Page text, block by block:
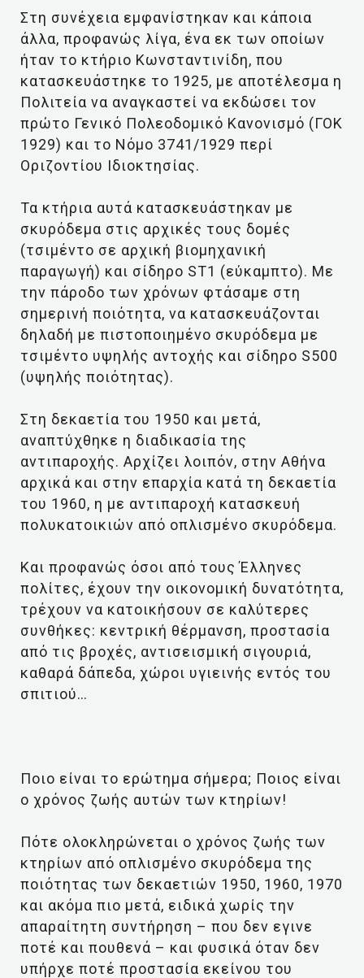
Στη συνέχεια εμφανίστηκαν και κάποια
άλλα, προφανώς λίγα, ένα εκ των οποίων
ήταν το κτήριο Κωνσταντινίδη, που
κατασκευάστηκε το 1925, με αποτέλεσμα η
Πολιτεία να αναγκαστεί να εκδώσει τον
πρώτο Γενικό Πολεοδομικό Κανονισμό (ΓΟΚ
1929) και το Νόμο 3741/1929 περί
Οριζοντίου Ιδιοκτησίας.
Τα κτήρια αυτά κατασκευάστηκαν με
σκυρόδεμα στις αρχικές τους δομές
(τσιμέντο σε αρχική βιομηχανική
παραγωγή) και σίδηρο ST1 (εύκαμπτο). Με
την πάροδο των χρόνων φτάσαμε στη
σημερινή ποιότητα, να κατασκευάζονται
δηλαδή με πιστοποιημένο σκυρόδεμα με
τσιμέντο υψηλής αντοχής και σίδηρο S500
(υψηλής ποιότητας).
Στη δεκαετία του 1950 και μετά,
αναπτύχθηκε η διαδικασία της
αντιπαροχής. Αρχίζει λοιπόν, στην Αθήνα
αρχικά και στην επαρχία κατά τη δεκαετία
του 1960, η με αντιπαροχή κατασκευή
πολυκατοικιών από οπλισμένο σκυρόδεμα.
Και προφανώς όσοι από τους Έλληνες
πολίτες, έχουν την οικονομική δυνατότητα,
τρέχουν να κατοικήσουν σε καλύτερες
συνθήκες: κεντρική θέρμανση, προστασία
από τις βροχές, αντισεισμική σιγουριά,
καθαρά δάπεδα, χώροι υγιεινής εντός του
σπιτιού…
Ποιο είναι το ερώτημα σήμερα; Ποιος είναι
ο χρόνος ζωής αυτών των κτηρίων!
Πότε ολοκληρώνεται ο χρόνος ζωής των
κτηρίων από οπλισμένο σκυρόδεμα της
ποιότητας των δεκαετιών 1950, 1960, 1970
και ακόμα πιο μετά, ειδικά χωρίς την
απαραίτητη συντήρηση – που δεν εγινε
ποτέ και πουθενά – και φυσικά όταν δεν
υπήρχε ποτέ προστασία εκείνου του